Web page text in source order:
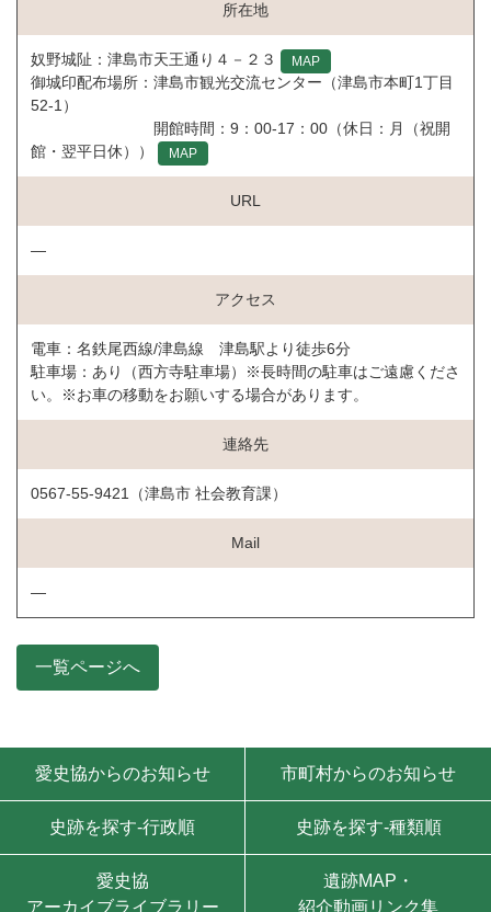
所在地
奴野城阯：津島市天王通り４－２３ MAP
御城印配布場所：津島市観光交流センター（津島市本町1丁目
52-1）
開館時間：9：00-17：00（休日：月（祝開
館・翌平日休））
MAP
URL
―
アクセス
電車：名鉄尾西線/津島線 津島駅より徒歩6分
駐車場：あり（西方寺駐車場）※長時間の駐車はご遠慮くださ
い。※お車の移動をお願いする場合があります。
連絡先
0567-55-9421（津島市 社会教育課）
Mail
―
一覧ページへ
モバイル用ナビゲーション
愛史協からのお知らせ 市町村からのお知らせ
史跡を探す-行政順 史跡を探す-種類順
愛史協
アーカイブライブラリー
遺跡MAP・
紹介動画リンク集